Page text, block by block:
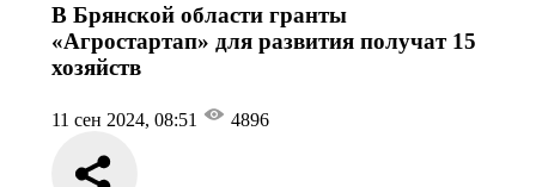
В Брянской области гранты
«Агростартап» для развития получат 15
хозяйств
11 сен 2024, 08:51 4896